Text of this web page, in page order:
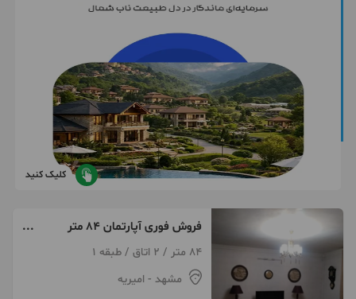
کلیک کنید
فروش فوری آپارتمان 84 متر
مشهد
84 متر / 2 اتاق / طبقه 1
مشهد - امیریه